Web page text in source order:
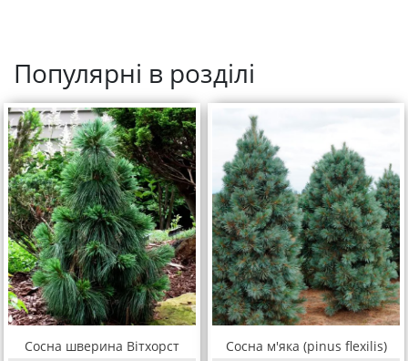
Популярні в розділі
Сосна шверина Вітхорст Сосна м'яка (pinus flexilis)